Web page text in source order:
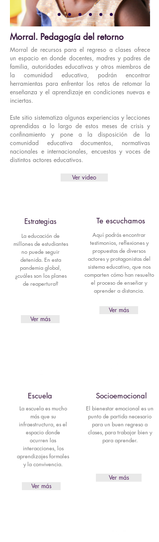
Morral. Pedagogía del retorno
Morral de recursos para el regreso a clases ofrece
un espacio en donde docentes, madres y padres de
familia, autoridades educativas y otros miembros de
la comunidad educativa, podrán encontrar
herramientas para enfrentar los retos de retomar la
enseñanza y el aprendizaje en condiciones nuevas e
inciertas.
Este sitio sistematiza algunas experiencias y lecciones
aprendidas a lo largo de estos meses de crisis y
confinamiento y pone a la disposición de la
comunidad educativa documentos, normativas
nacionales e internacionales, encuestas y voces de
distintos actores educativos.
Estrategias
La educación de
millones de estudiantes
no puede seguir
detenida. En esta
pandemia global,
¿cuáles son los planes
de reapertura?
Ver más
Te escuchamos
Ver más
Aquí podrás encontrar
testimonios, reflexiones y
propuestas de diversos
actores y protagonistas del
sistema educativo, que nos
comparten cómo han resuelto
el proceso de enseñar y
aprender a distancia.
Escuela
La escuela es mucho
más que su
infraestructura, es el
espacio donde
ocurren las
interacciones, los
aprendizajes formales
y la convivencia.
Ver más
Socioemocional
El bienestar emocional es un
punto de partida necesario
para un buen regreso a
clases, para trabajar bien y
para aprender.
Ver más
Ver video